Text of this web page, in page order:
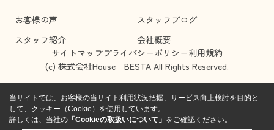
お客様の声
スタッフブログ
スタッフ紹介
会社概要
サイトマッププライバシーポリシー利用規約
(c) 株式会社House BESTA All Rights Reserved.
当サイトでは、お客様の当サイト利用状況把握、サービス向上検討を目的と
して、クッキー（Cookie）を使用しています。
詳しくは、当社の 「Cookieの取扱いについて」 をご確認ください。